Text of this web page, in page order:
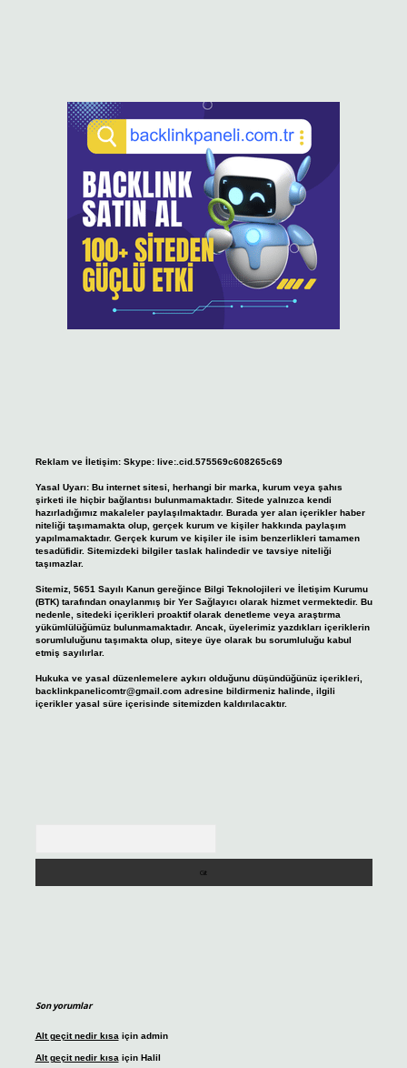
Reklam ve İletişim: Skype: live:.cid.575569c608265c69
Yasal Uyarı: Bu internet sitesi, herhangi bir marka, kurum veya şahıs
şirketi ile hiçbir bağlantısı bulunmamaktadır. Sitede yalnızca kendi
hazırladığımız makaleler paylaşılmaktadır. Burada yer alan içerikler haber
niteliği taşımamakta olup, gerçek kurum ve kişiler hakkında paylaşım
yapılmamaktadır. Gerçek kurum ve kişiler ile isim benzerlikleri tamamen
tesadüfidir. Sitemizdeki bilgiler taslak halindedir ve tavsiye niteliği
taşımazlar.
Sitemiz, 5651 Sayılı Kanun gereğince Bilgi Teknolojileri ve İletişim Kurumu
(BTK) tarafından onaylanmış bir Yer Sağlayıcı olarak hizmet vermektedir. Bu
nedenle, sitedeki içerikleri proaktif olarak denetleme veya araştırma
yükümlülüğümüz bulunmamaktadır. Ancak, üyelerimiz yazdıkları içeriklerin
sorumluluğunu taşımakta olup, siteye üye olarak bu sorumluluğu kabul
etmiş sayılırlar.
Hukuka ve yasal düzenlemelere aykırı olduğunu düşündüğünüz içerikleri,
backlinkpanelicomtr@gmail.comadresine bildirmeniz halinde, ilgili
içerikler yasal süre içerisinde sitemizden kaldırılacaktır.
Son yorumlar
Alt geçit nedir kısa için admin
Alt geçit nedir kısa için Halil